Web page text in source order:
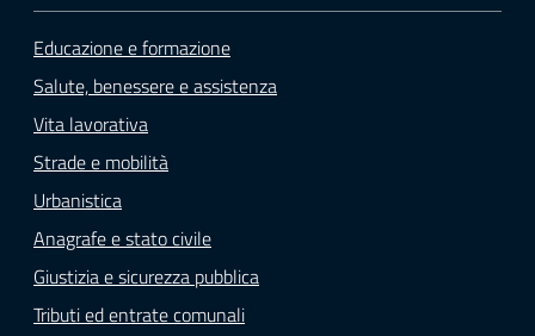
Educazione e formazione
Salute, benessere e assistenza
Vita lavorativa
Strade e mobilità
Urbanistica
Anagrafe e stato civile
Giustizia e sicurezza pubblica
Tributi ed entrate comunali